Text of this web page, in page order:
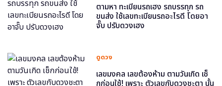
ตามหา ทะเบียนรถเฮง รถบรรทุก รถ
ขนส่ง ใช้เลขทะเบียนรถอะไรดี โดยอา
จั๊บ ปรับดวงเฮง
ดูดวง
เลขมงคล เลขต้องห้าม ตามวันเกิด เช็
กก่อนใช้! เพราะ ตัวเลขกับดวงชะตา นั้น